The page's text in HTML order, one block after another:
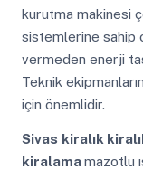
kurutma makinesi
sistemlerine sahip
vermeden enerji
Teknik
için önemlidir.
Sivas kiralık
kiralamamazotlu